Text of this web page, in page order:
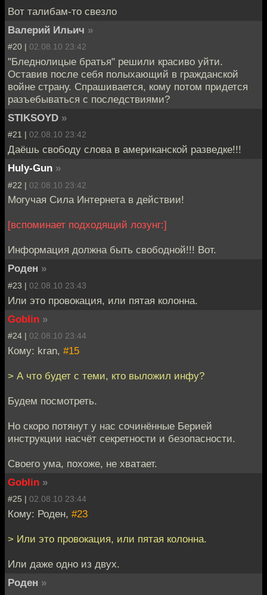
Вот талибам-то свезло
Валерий Ильич »
#20 | 02.08.10 23:42
"Бледнолицые братья" решили красиво уйти.
Оставив после себя полыхающий в гражданской
войне страну. Спрашивается, кому потом придется
разъебываться с последствиями?
STIKSOYD »
#21 | 02.08.10 23:42
Даёшь свободу слова в американской разведке!!!
Huly-Gun »
#22 | 02.08.10 23:42
Могучая Сила Интернета в действии!
[вспоминает подходящий лозунг:]
Информация должна быть свободной!!! Вот.
Роден »
#23 | 02.08.10 23:43
Или это провокация, или пятая колонна.
Goblin »
#24 | 02.08.10 23:44
Кому: kran, #15
> А что будет с теми, кто выложил инфу?
Будем посмотреть.
Но скоро потянут у нас сочинённые Берией
инструкции насчёт секретности и безопасности.
Своего ума, похоже, не хватает.
Goblin »
#25 | 02.08.10 23:44
Кому: Роден, #23
> Или это провокация, или пятая колонна.
Или даже одно из двух.
Роден »